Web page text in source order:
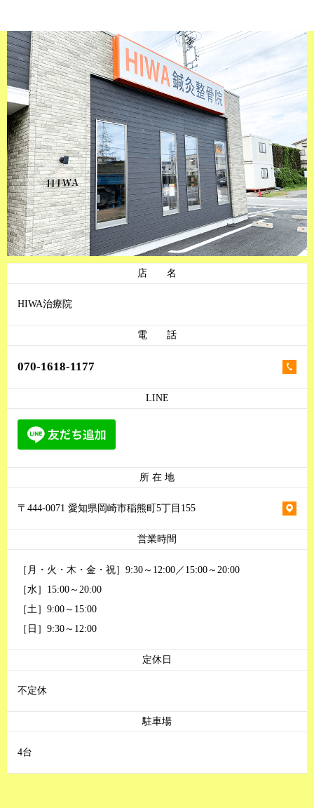
店 名
HIWA治療院
電 話
070-1618-1177
LINE
所 在 地
〒444-0071 愛知県岡崎市稲熊町5丁目155
営業時間
［月・火・木・金・祝］9:30～12:00／15:00～20:00
［水］15:00～20:00
［土］9:00～15:00
［日］9:30～12:00
定休日
不定休
駐車場
4台